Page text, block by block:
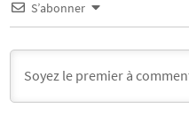
S’abonner